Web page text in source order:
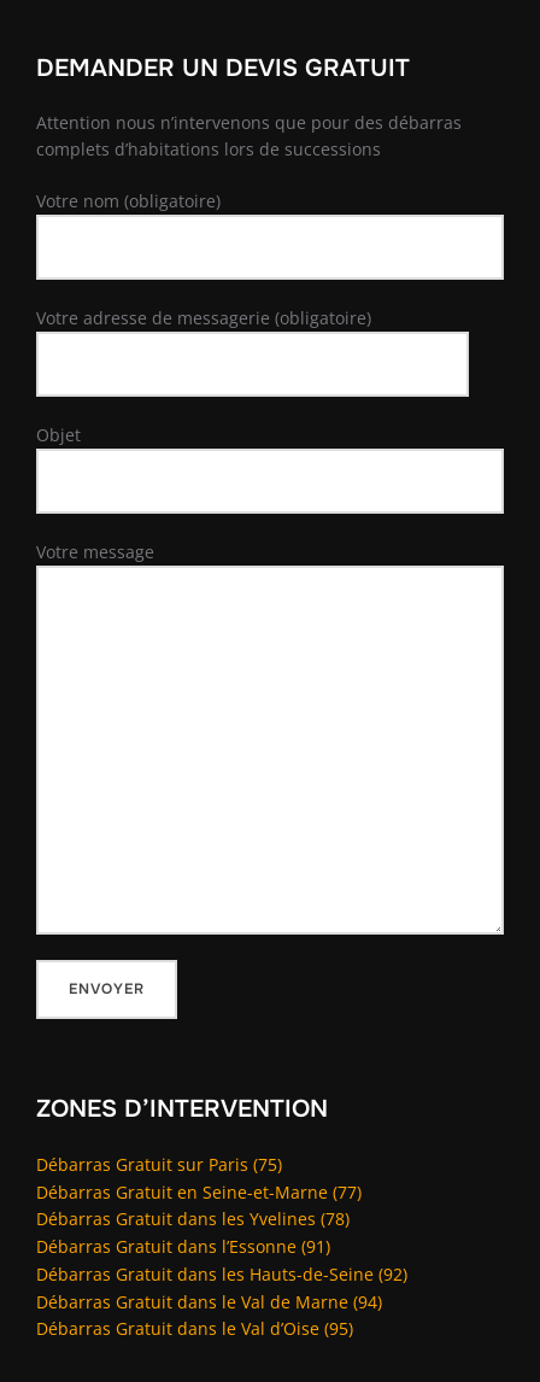
DEMANDER UN DEVIS GRATUIT
Attention nous n’intervenons que pour des débarras
complets d’habitations lors de successions
Votre nom (obligatoire)
Votre adresse de messagerie (obligatoire)
Objet
Votre message
ZONES D’INTERVENTION
Débarras Gratuit sur Paris (75)
Débarras Gratuit en Seine-et-Marne (77)
Débarras Gratuit dans les Yvelines (78)
Débarras Gratuit dans l’Essonne (91)
Débarras Gratuit dans les Hauts-de-Seine (92)
Débarras Gratuit dans le Val de Marne (94)
Débarras Gratuit dans le Val d’Oise (95)